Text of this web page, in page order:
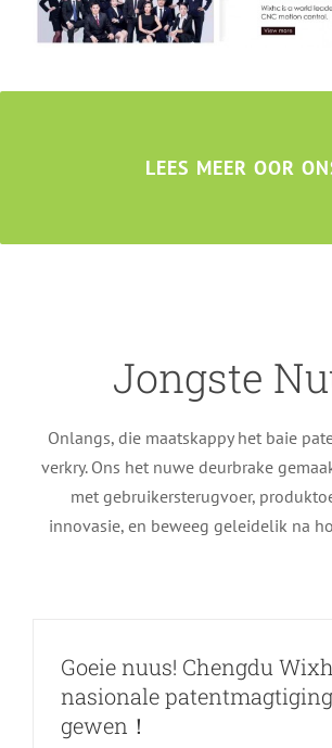
LEES MEER OOR
Jongste
Onlangs, die maatskappy het baie
verkry. Ons het nuwe deurbrake
met gebruikersterugvoer,
innovasie, en beweeg geleidelik na
Goeie nuus! Chengdu
nasionale patentmagtiging
gewen！